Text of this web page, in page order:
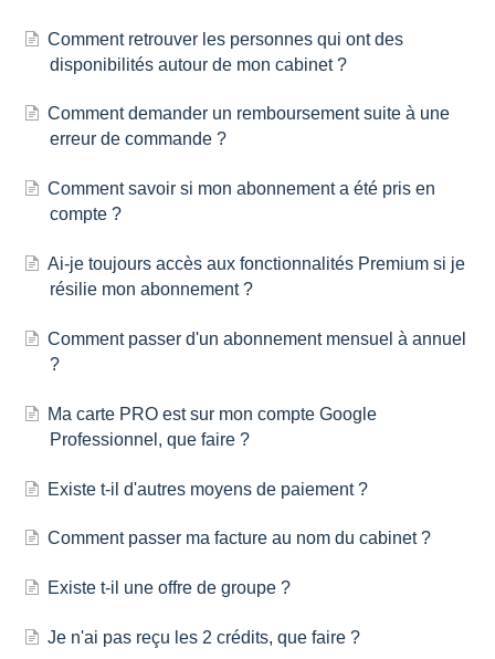
Comment retrouver les personnes qui ont des
disponibilités autour de mon cabinet ?
Comment demander un remboursement suite à une
erreur de commande ?
Comment savoir si mon abonnement a été pris en
compte ?
Ai-je toujours accès aux fonctionnalités Premium si je
résilie mon abonnement ?
Comment passer d'un abonnement mensuel à annuel
?
Ma carte PRO est sur mon compte Google
Professionnel, que faire ?
Existe t-il d'autres moyens de paiement ?
Comment passer ma facture au nom du cabinet ?
Existe t-il une offre de groupe ?
Je n'ai pas reçu les 2 crédits, que faire ?